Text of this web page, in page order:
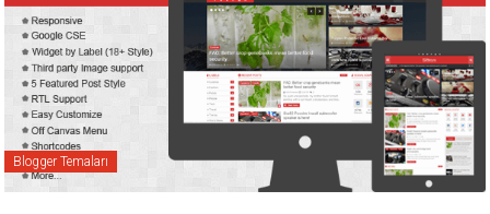
Blogger Temaları